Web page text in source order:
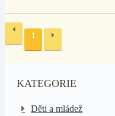
1
KATEGORIE
Děti a mládež